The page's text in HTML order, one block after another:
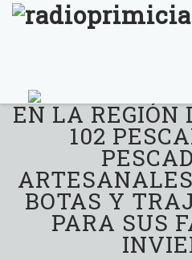
Skip
to
EN LA REGIÓN
102
BOTAS Y
PARA SUS